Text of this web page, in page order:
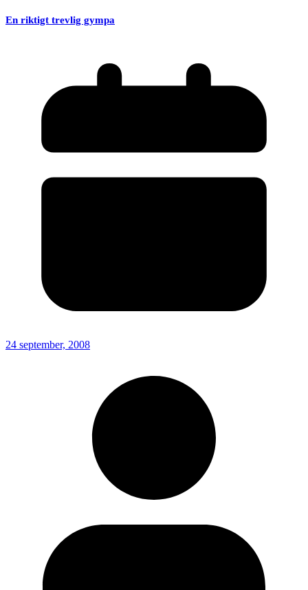
En riktigt trevlig gympa
24 september, 2008